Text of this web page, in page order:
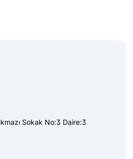
Sokak No:3 Daire:3